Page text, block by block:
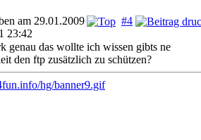
#4
am 29.01.2009
23:42
genau das wollte ich wissen gibts ne
den ftp zusätzlich zu schützen?